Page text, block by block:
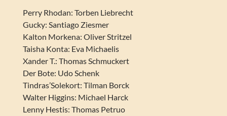
Perry Rhodan: Torben Liebrecht
Gucky: Santiago Ziesmer
Kalton Morkena: Oliver Stritzel
Taisha Konta: Eva Michaelis
Xander T.: Thomas Schmuckert
Der Bote: Udo Schenk
Tindras’Solekort: Tilman Borck
Walter Higgins: Michael Harck
Lenny Hestis: Thomas Petruo